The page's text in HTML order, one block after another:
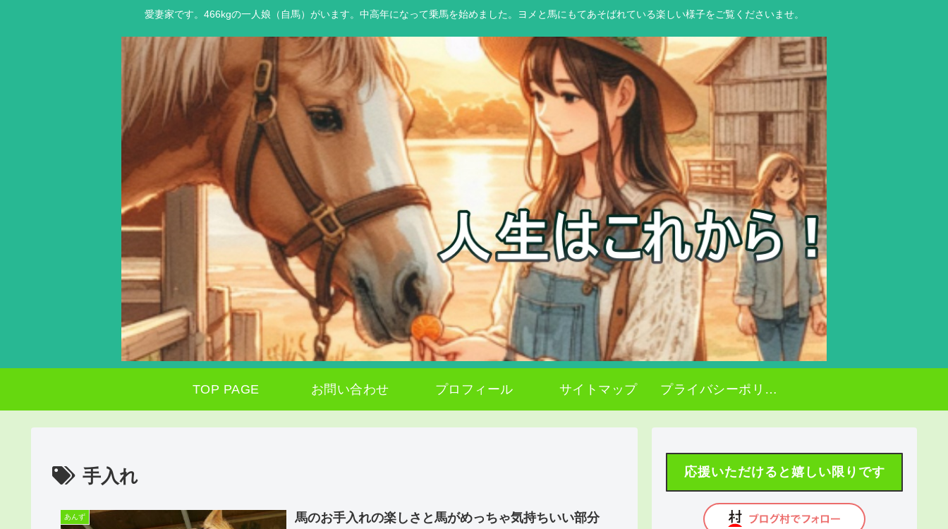
愛妻家です。466kgの一人娘（自馬）がいます。中高年になって乗馬を始めました。ヨメと馬にもてあそばれている楽しい様子をご覧くださいませ。
TOP PAGE お問い合わせ プロフィール サイトマップ プライバシーポリシー
手入れ
あんず
馬のお手入れの楽しさと馬がめっちゃ気持ちいい部分
応援いただけると嬉しい限りです